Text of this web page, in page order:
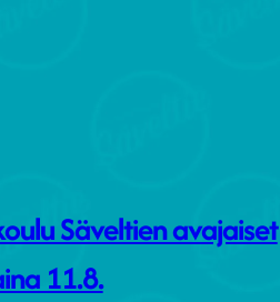
Säveltien avajaiset
11.8.